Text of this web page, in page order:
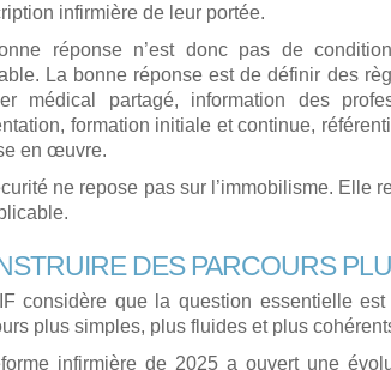
infirmière de leur portée.
réponse n’est donc pas de
La bonne réponse est de définir des
médical partagé, information des
formation initiale et continue,
en œuvre.
ne repose pas sur l’immobilisme. Elle
DES PARCOURS
considère que la question essentielle
plus simples, plus fluides et plus
infirmière de 2025 a ouvert une